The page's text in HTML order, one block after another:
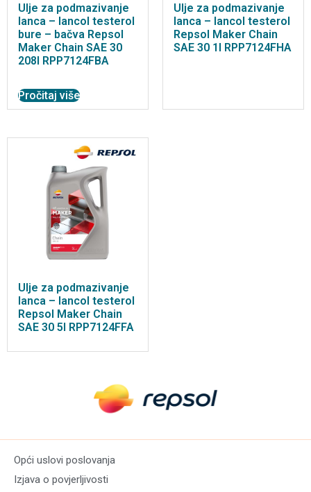
Ulje za podmazivanje
lanca – lancol testerol
bure – bačva Repsol
Maker Chain SAE 30
208l RPP7124FBA
Pročitaj više
Ulje za podmazivanje
lanca – lancol testerol
Repsol Maker Chain
SAE 30 1l RPP7124FHA
Ulje za podmazivanje
lanca – lancol testerol
Repsol Maker Chain
SAE 30 5l RPP7124FFA
Opći uslovi poslovanja
Izjava o povjerljivosti